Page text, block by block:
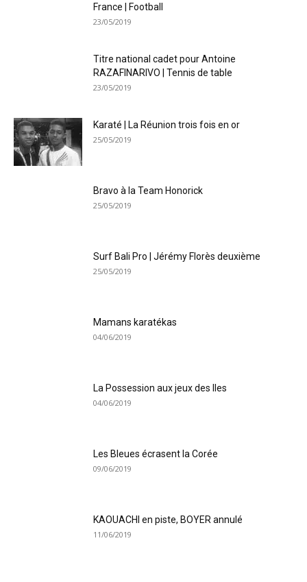
France | Football
23/05/2019
Titre national cadet pour Antoine
RAZAFINARIVO | Tennis de table
23/05/2019
Karaté | La Réunion trois fois en or
25/05/2019
Bravo à la Team Honorick
25/05/2019
Surf Bali Pro | Jérémy Florès deuxième
25/05/2019
Mamans karatékas
04/06/2019
La Possession aux jeux des Iles
04/06/2019
Les Bleues écrasent la Corée
09/06/2019
KAOUACHI en piste, BOYER annulé
11/06/2019